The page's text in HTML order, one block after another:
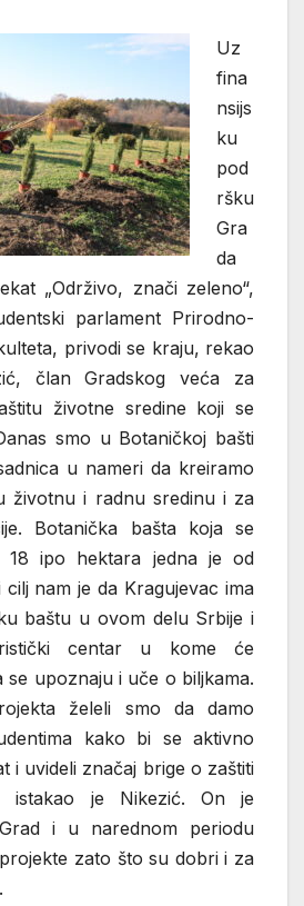
Uz
fina
nsijs
ku
pod
ršku
Gra
da
„Održivo, znači zeleno“,
parlament Prirodno-
privodi se kraju, rekao
član Gradskog veća za
životne sredine koji se
smo u Botaničkoj bašti
u nameri da kreiramo
životnu i radnu sredinu i za
Botanička bašta koja se
ipo hektara jedna je od
nam je da Kragujevac ima
baštu u ovom delu Srbije i
centar u kome će
se upoznaju i uče o biljkama.
želeli smo da damo
kako bi se aktivno
i uvideli značaj brige o zaštiti
istakao je Nikezić. On je
i u narednom periodu
zato što su dobri i za